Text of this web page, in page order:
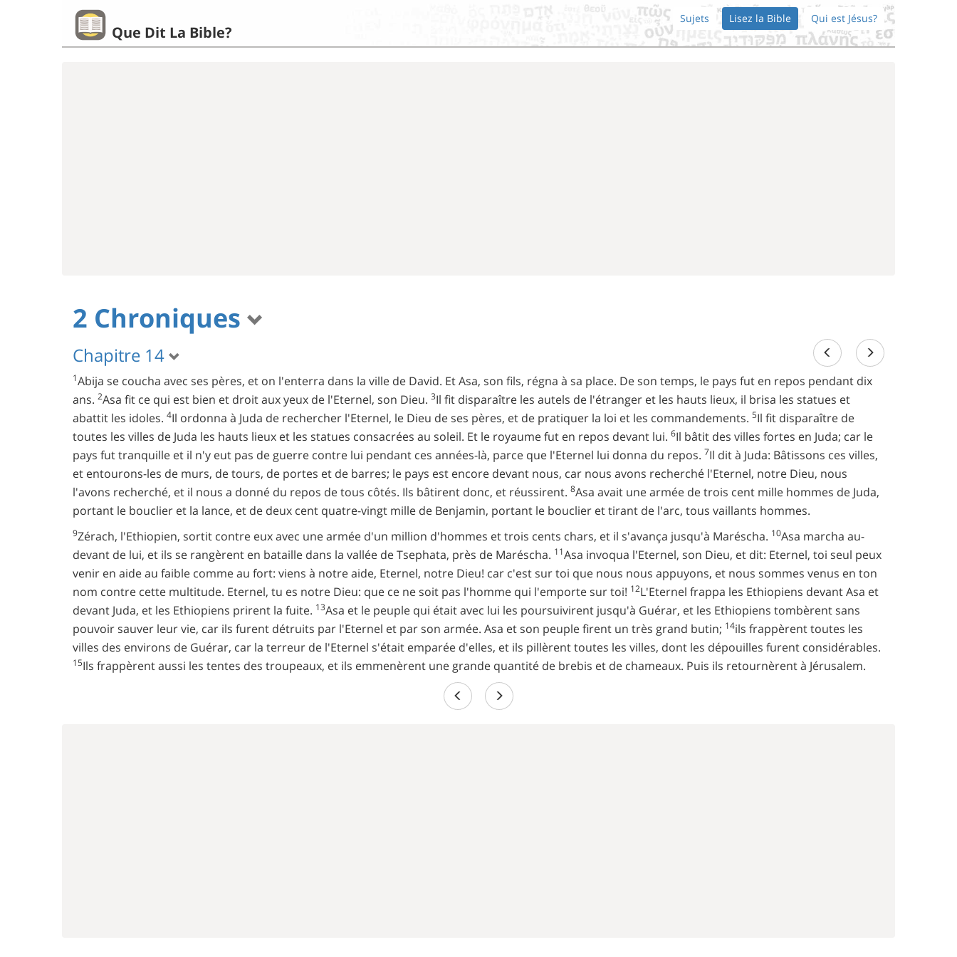
Que Dit La Bible?
Sujets Lisez la Bible Qui est Jésus?
2 Chroniques
Chapitre 14
1Abija se coucha avec ses pères, et on l'enterra dans la ville de David. Et Asa, son fils, régna à sa place. De son temps, le pays fut en repos pendant dix
ans. 2Asa fit ce qui est bien et droit aux yeux de l'Eternel, son Dieu. 3Il fit disparaître les autels de l'étranger et les hauts lieux, il brisa les statues et
abattit les idoles. 4Il ordonna à Juda de rechercher l'Eternel, le Dieu de ses pères, et de pratiquer la loi et les commandements. 5Il fit disparaître de
toutes les villes de Juda les hauts lieux et les statues consacrées au soleil. Et le royaume fut en repos devant lui. 6Il bâtit des villes fortes en Juda; car le
pays fut tranquille et il n'y eut pas de guerre contre lui pendant ces années-là, parce que l'Eternel lui donna du repos. 7Il dit à Juda: Bâtissons ces villes,
et entourons-les de murs, de tours, de portes et de barres; le pays est encore devant nous, car nous avons recherché l'Eternel, notre Dieu, nous
l'avons recherché, et il nous a donné du repos de tous côtés. Ils bâtirent donc, et réussirent. 8Asa avait une armée de trois cent mille hommes de Juda,
portant le bouclier et la lance, et de deux cent quatre-vingt mille de Benjamin, portant le bouclier et tirant de l'arc, tous vaillants hommes.
9Zérach, l'Ethiopien, sortit contre eux avec une armée d'un million d'hommes et trois cents chars, et il s'avança jusqu'à Maréscha. 10Asa marcha au-
devant de lui, et ils se rangèrent en bataille dans la vallée de Tsephata, près de Maréscha. 11Asa invoqua l'Eternel, son Dieu, et dit: Eternel, toi seul peux
venir en aide au faible comme au fort: viens à notre aide, Eternel, notre Dieu! car c'est sur toi que nous nous appuyons, et nous sommes venus en ton
nom contre cette multitude. Eternel, tu es notre Dieu: que ce ne soit pas l'homme qui l'emporte sur toi! 12L'Eternel frappa les Ethiopiens devant Asa et
devant Juda, et les Ethiopiens prirent la fuite. 13Asa et le peuple qui était avec lui les poursuivirent jusqu'à Guérar, et les Ethiopiens tombèrent sans
pouvoir sauver leur vie, car ils furent détruits par l'Eternel et par son armée. Asa et son peuple firent un très grand butin; 14ils frappèrent toutes les
villes des environs de Guérar, car la terreur de l'Eternel s'était emparée d'elles, et ils pillèrent toutes les villes, dont les dépouilles furent considérables.
15Ils frappèrent aussi les tentes des troupeaux, et ils emmenèrent une grande quantité de brebis et de chameaux. Puis ils retournèrent à Jérusalem.